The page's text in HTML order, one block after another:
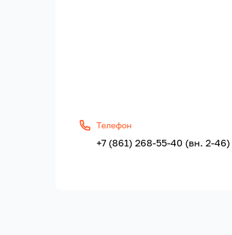
Телефон
+7 (861) 268-55-40 (вн. 2-46)